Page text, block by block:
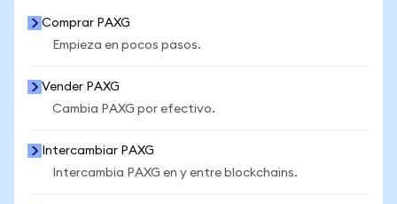
Comprar PAXG
Empieza en pocos pasos.
Vender PAXG
Cambia PAXG por efectivo.
Intercambiar PAXG
Intercambia PAXG en y entre blockchains.